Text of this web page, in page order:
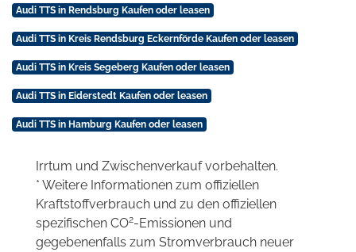
Audi TTS in Rendsburg Kaufen oder leasen
Audi TTS in Kreis Rendsburg Eckernförde Kaufen oder leasen
Audi TTS in Kreis Segeberg Kaufen oder leasen
Audi TTS in Eiderstedt Kaufen oder leasen
Audi TTS in Hamburg Kaufen oder leasen
Irrtum und Zwischenverkauf vorbehalten.
* Weitere Informationen zum offiziellen
Kraftstoffverbrauch und zu den offiziellen
spezifischen CO2-Emissionen und
gegebenenfalls zum Stromverbrauch neuer